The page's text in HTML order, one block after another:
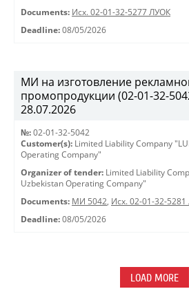
Documents: Исх. 02-01-32-5277 ЛУОК
Deadline: 08/05/2026
МИ на изготовление
промопродукции (02-01-32-
28.07.2026
№: 02-01-32-5042
Customer(s): Limited Liability Company
Operating Company"
Organizer of tender: Limited Liability
Uzbekistan Operating Company"
Documents: МИ 5042, Исх. 02-01-32-
Deadline: 08/05/2026
LOAD MORE